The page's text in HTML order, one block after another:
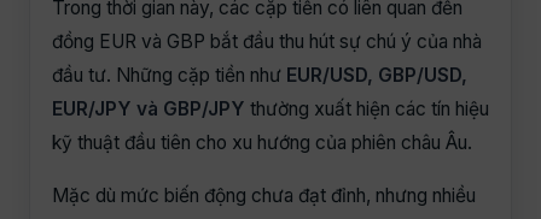
Trong thời gian này, các cặp tiền có liên quan đến
đồng EUR và GBP bắt đầu thu hút sự chú ý của nhà
đầu tư. Những cặp tiền như EUR/USD, GBP/USD,
EUR/JPY và GBP/JPY thường xuất hiện các tín hiệu
kỹ thuật đầu tiên cho xu hướng của phiên châu Âu.
Mặc dù mức biến động chưa đạt đỉnh, nhưng nhiều